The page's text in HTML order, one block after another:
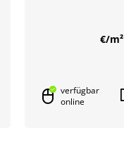
€/m²
verfügbar
online